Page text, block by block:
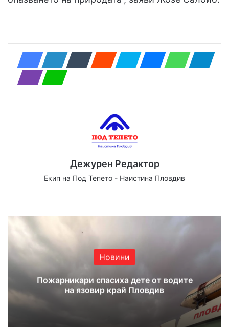
Дежурен Редактор
Екип на Под Тепето - Наистина Пловдив
te bo
ub ra
Новини
Пожарникари спасиха дете от водите
на язовир край Пловдив